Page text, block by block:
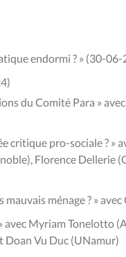
endormi ? » (30-06-
du Comité Para »
pro-sociale ? »
Florence Dellerie
ménage ? » avec
avec Myriam Tonelotto
Doan Vu Duc (UNamur)